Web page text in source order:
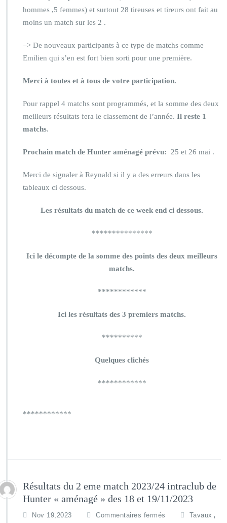
hommes ,5 femmes) et surtout 28 tireuses et tireurs ont fait au
moins un match sur les 2 .
–> De nouveaux participants à ce type de matchs comme
Emilien qui s’en est fort bien sorti pour une première.
Merci à toutes et à tous de votre participation.
Pour rappel 4 matchs sont programmés, et la somme des deux
meilleurs résultats fera le classement de l’année. Il reste 1
matchs.
Prochain match de Hunter aménagé prévu: 25 et 26 mai .
Merci de signaler à Reynald si il y a des erreurs dans les
tableaux ci dessous.
Les résultats du match de ce week end ci dessous.
***************
Ici le décompte de la somme des points des deux meilleurs
matchs.
************
Ici les résultats des 3 premiers matchs.
**********
Quelques clichés
************
************
Résultats du 2 eme match 2023/24 intraclub de
Hunter « aménagé » des 18 et 19/11/2023
Nov 19,2023 Commentaires fermés Tavaux ,